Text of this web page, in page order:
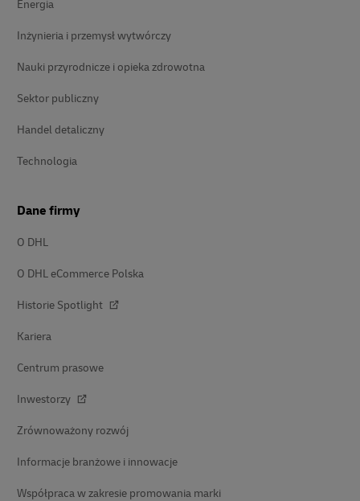
Energia
Inżynieria i przemysł wytwórczy
Nauki przyrodnicze i opieka zdrowotna
Sektor publiczny
Handel detaliczny
Technologia
Dane firmy
O DHL
O DHL eCommerce Polska
Historie Spotlight
Kariera
Centrum prasowe
Inwestorzy
Zrównoważony rozwój
Informacje branżowe i innowacje
Współpraca w zakresie promowania marki